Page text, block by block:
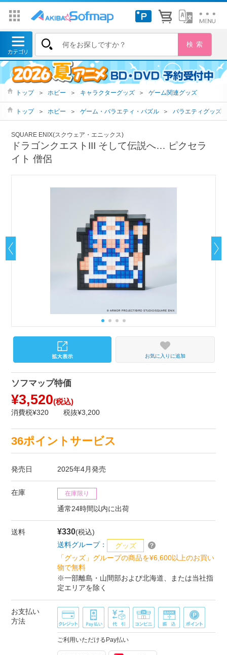
トップ ＞ ホビー ＞ キャラクターグッズ ＞ ゲーム関連グッズ
トップ ＞ ホビー ＞ ゲーム・バラエティ・パズル ＞ バラエティグッズ
SQUARE ENIX(スクウェア・エニックス)
ドラゴンクエストIII そして伝説へ… ピクセラ
イト 僧侶
お気に入りに追加
ソフマップ特価
¥3,520(税込)
消費税¥320 税抜¥3,200
36ポイントサービス
発売日 2025年4月発売
在庫 在庫限り
通常24時間以内に出荷
送料 ¥330(税込)
送料グループ：
グッズ
「グッズ」グループの商品を¥6,600以上のお買い
物で無料
※一部離島・山間部および北海道、または当社指
定エリアを除く
お支払い
方法
ご利用いただけるPay払い